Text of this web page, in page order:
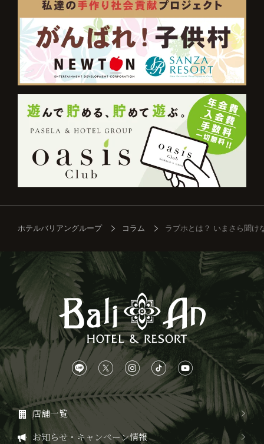
ホテルバリアングループ コラム ラブホとは？ いまさら聞け
店舗一覧
お知らせ・キャンペーン情報